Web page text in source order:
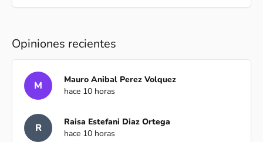
Opiniones recientes
M
Mauro Anibal Perez Volquez
hace 10 horas
R
Raisa Estefani Diaz Ortega
hace 10 horas